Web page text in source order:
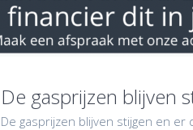
De gasprijzen blijven
De gasprijzen blijven stijgen en